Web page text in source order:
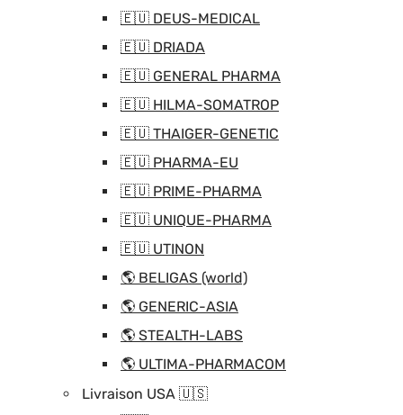
🇪🇺 DEUS-MEDICAL
🇪🇺 DRIADA
🇪🇺 GENERAL PHARMA
🇪🇺 HILMA-SOMATROP
🇪🇺 THAIGER-GENETIC
🇪🇺 PHARMA-EU
🇪🇺 PRIME-PHARMA
🇪🇺 UNIQUE-PHARMA
🇪🇺 UTINON
🌎 BELIGAS (world)
🌎 GENERIC-ASIA
🌎 STEALTH-LABS
🌎 ULTIMA-PHARMACOM
Livraison USA 🇺🇸